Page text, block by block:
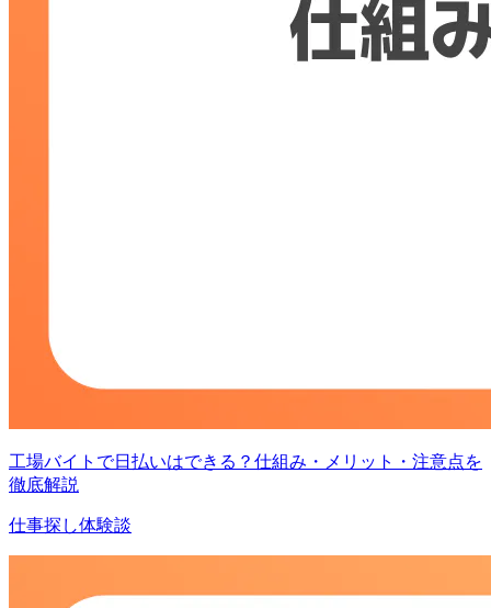
工場バイトで日払いはできる？仕組み・メリット・注意点を
徹底解説
仕事探し体験談